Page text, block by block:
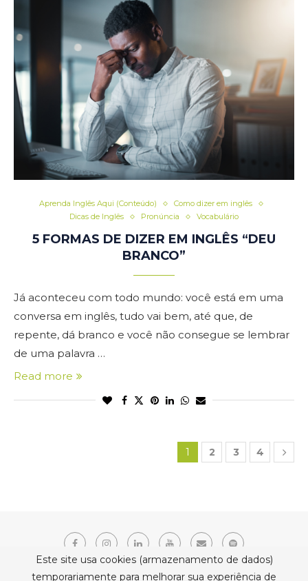
Aprenda Inglês Aqui (Conteúdo)
Como dizer em inglês
Dicas de Inglês
Pronúncia Vocabulário
5 FORMAS DE DIZER EM INGLÊS “DEU
BRANCO”
Já aconteceu com todo mundo: você está em uma
conversa em inglês, tudo vai bem, até que, de
repente, dá branco e você não consegue se lembrar
de uma palavra …
Read more
1 2 3 4
Este site usa cookies (armazenamento de dados)
temporariamente para melhorar sua experiência de